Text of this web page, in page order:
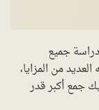
جميع
من المزايا،
جمع أكبر قدر